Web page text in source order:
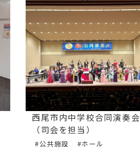
西尾市内中学校合同演奏会
（司会を担当）
#公共施設 #ホール